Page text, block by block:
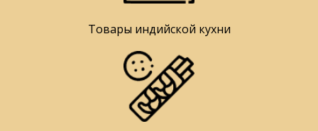
Товары индийской кухни